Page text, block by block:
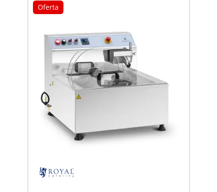
Oferta